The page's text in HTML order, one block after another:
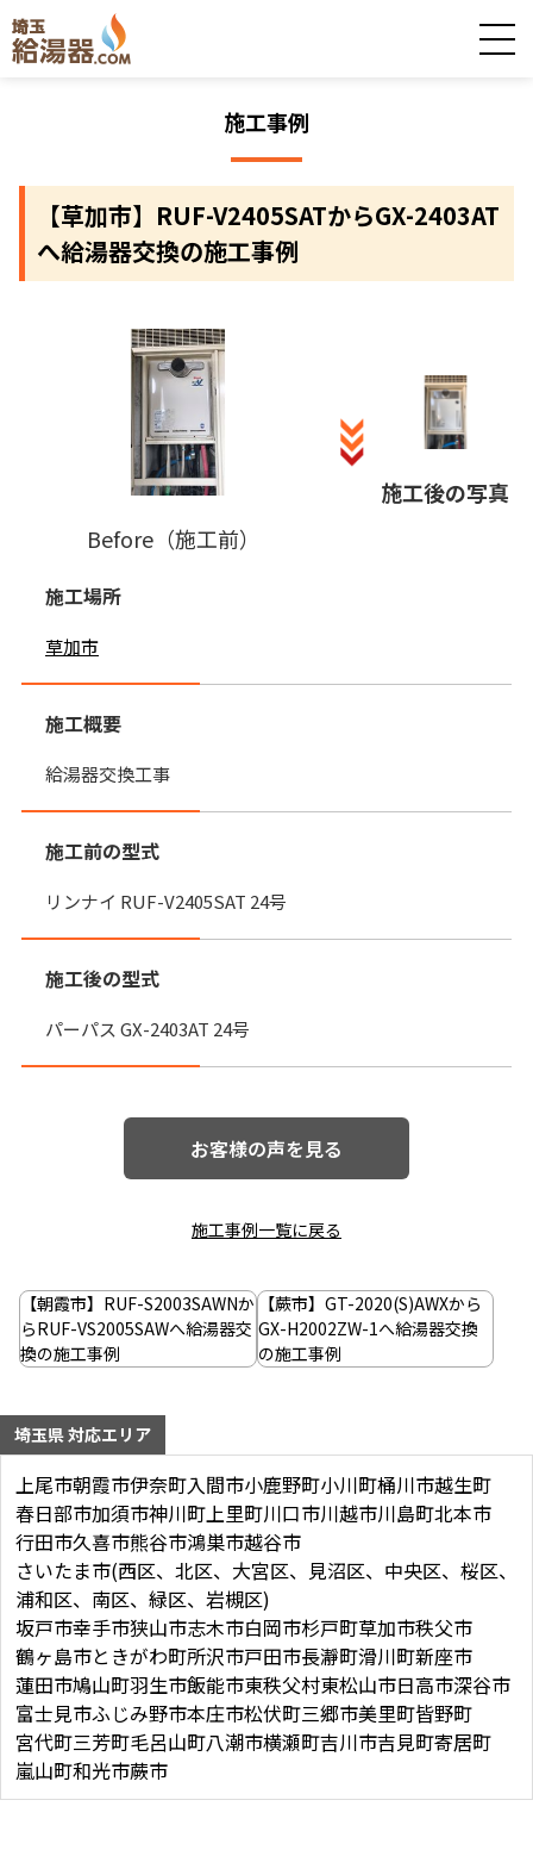
施工事例
【草加市】RUF-V2405SATからGX-2403AT
へ給湯器交換の施工事例
Before（施工前）
施工後の写真
施工場所
草加市
施工概要
給湯器交換工事
施工前の型式
リンナイ RUF-V2405SAT 24号
施工後の型式
パーパス GX-2403AT 24号
お客様の声を見る
施工事例一覧に戻る
稿
ナ
ビ
ゲ
ー
シ
ョ
ン
【朝霞市】RUF-S2003SAWNか
らRUF-VS2005SAWへ給湯器交
換の施工事例
【蕨市】GT-2020(S)AWXから
GX-H2002ZW-1へ給湯器交換
の施工事例
埼玉県 対応エリア
上尾市朝霞市伊奈町入間市小鹿野町小川町桶川市越生町
春日部市加須市神川町上里町川口市川越市川島町北本市
行田市久喜市熊谷市鴻巣市越谷市
さいたま市(西区、北区、大宮区、見沼区、中央区、桜区、
浦和区、南区、緑区、岩槻区)
坂戸市幸手市狭山市志木市白岡市杉戸町草加市秩父市
鶴ヶ島市ときがわ町所沢市戸田市長瀞町滑川町新座市
蓮田市鳩山町羽生市飯能市東秩父村東松山市日高市深谷市
富士見市ふじみ野市本庄市松伏町三郷市美里町皆野町
宮代町三芳町毛呂山町八潮市横瀬町吉川市吉見町寄居町
嵐山町和光市蕨市